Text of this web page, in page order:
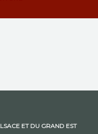
ET DU GRAND EST